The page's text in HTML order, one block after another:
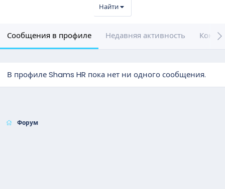
Найти
Сообщения в профиле Недавняя активность
В профиле Shams HR пока нет ни одного сообщения.
Форум